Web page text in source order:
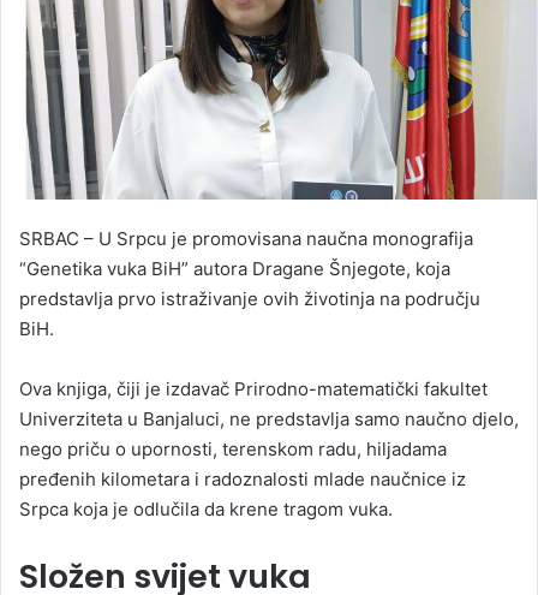
e
m
a
SRBAC – U Srpcu je promovisana naučna monografija
“Genetika vuka BiH” autora Dragane Šnjegote, koja
predstavlja prvo istraživanje ovih životinja na području
BiH.
Ova knjiga, čiji je izdavač Prirodno-matematički fakultet
Univerziteta u Banjaluci, ne predstavlja samo naučno djelo,
nego priču o upornosti, terenskom radu, hiljadama
pređenih kilometara i radoznalosti mlade naučnice iz
Srpca koja je odlučila da krene tragom vuka.
Složen svijet vuka